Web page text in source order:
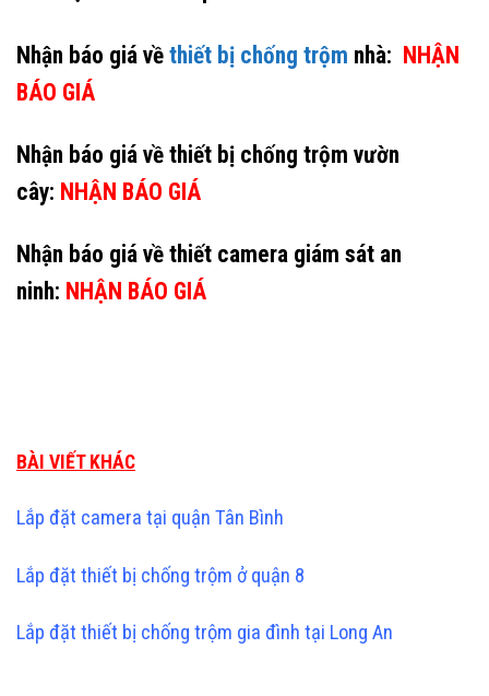
Nhận báo giá về thiết bị chống trộm nhà: NHẬN
BÁO GIÁ
Nhận báo giá về thiết bị chống trộm vườn
cây: NHẬN BÁO GIÁ
Nhận báo giá về thiết camera giám sát an
ninh: NHẬN BÁO GIÁ
BÀI VIẾT KHÁC
Lắp đặt camera tại quận Tân Bình
Lắp đặt thiết bị chống trộm ở quận 8
Lắp đặt thiết bị chống trộm gia đình tại Long An